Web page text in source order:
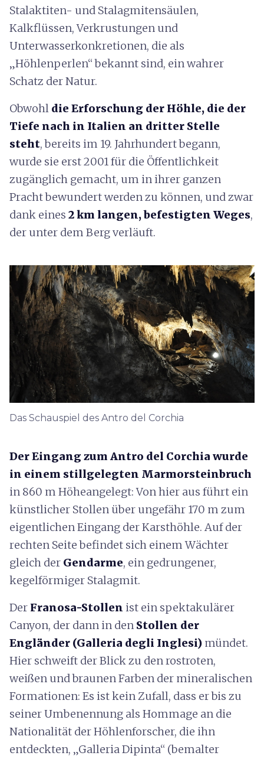
Stalaktiten- und Stalagmitensäulen,
Kalkflüssen, Verkrustungen und
Unterwasserkonkretionen, die als
„Höhlenperlen“ bekannt sind, ein wahrer
Schatz der Natur.
Obwohl die Erforschung der Höhle, die der
Tiefe nach in Italien an dritter Stelle
steht, bereits im 19. Jahrhundert begann,
wurde sie erst 2001 für die Öffentlichkeit
zugänglich gemacht, um in ihrer ganzen
Pracht bewundert werden zu können, und zwar
dank eines 2 km langen, befestigten Weges,
der unter dem Berg verläuft.
Das Schauspiel des Antro del Corchia
Der Eingang zum Antro del Corchia wurde
in einem stillgelegten Marmorsteinbruch
in 860 m Höheangelegt:Von hier aus führt ein
künstlicher Stollen über ungefähr 170 m zum
eigentlichen Eingang der Karsthöhle. Auf der
rechten Seite befindet sich einem Wächter
gleich der Gendarme, ein gedrungener,
kegelförmiger Stalagmit.
Der Franosa-Stollen ist ein spektakulärer
Canyon, der dann in den Stollen der
Engländer (Galleria degli Inglesi) mündet.
Hier schweift der Blick zu den rostroten,
weißen und braunen Farben der mineralischen
Formationen: Es ist kein Zufall, dass er bis zu
seiner Umbenennung als Hommage an die
Nationalität der Höhlenforscher, die ihn
entdeckten, „Galleria Dipinta“ (bemalter